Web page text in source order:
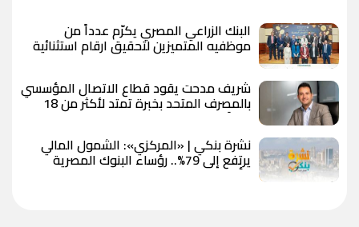
البنك الزراعي المصري يكرّم عدداً من
موظفيه المتميزين لتحقيق ارقام استثنائية
في القروض الشخصية خلال الربع الأول من
2026
شريف مدحت يقود قطاع الاتصال المؤسسي
بالمصرف المتحد بخبرة تمتد لأكثر من 18
عاماً
نشرة بنكي | «المركزي»: الشمول المالي
يرتفع إلى 79%.. رؤساء البنوك المصرية
يتألقون في قائمة فوربس.. وقطاع البنوك